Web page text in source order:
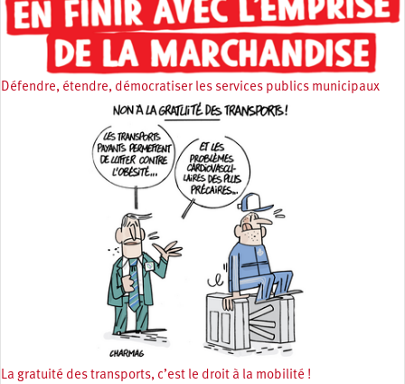
Défendre, étendre, démocratiser les services publics municipaux
La gratuité des transports, c’est le droit à la mobilité !